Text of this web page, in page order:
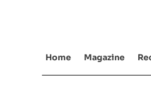
Home Magazine